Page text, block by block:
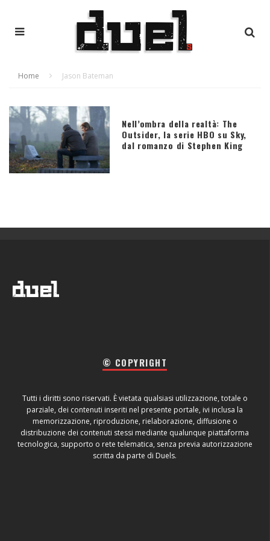
Home Jason Bateman
Nell’ombra della realtà: The
Outsider, la serie HBO su Sky,
dal romanzo di Stephen King
© COPYRIGHT
Tutti i diritti sono riservati. È vietata qualsiasi utilizzazione, totale o
parziale, dei contenuti inseriti nel presente portale, ivi inclusa la
memorizzazione, riproduzione, rielaborazione, diffusione o
distribuzione dei contenuti stessi mediante qualunque piattaforma
tecnologica, supporto o rete telematica, senza previa autorizzazione
scritta da parte di Duels.